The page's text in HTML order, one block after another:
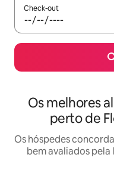
Check-out
Os melhores
perto de
Os hóspedes
bem avaliados